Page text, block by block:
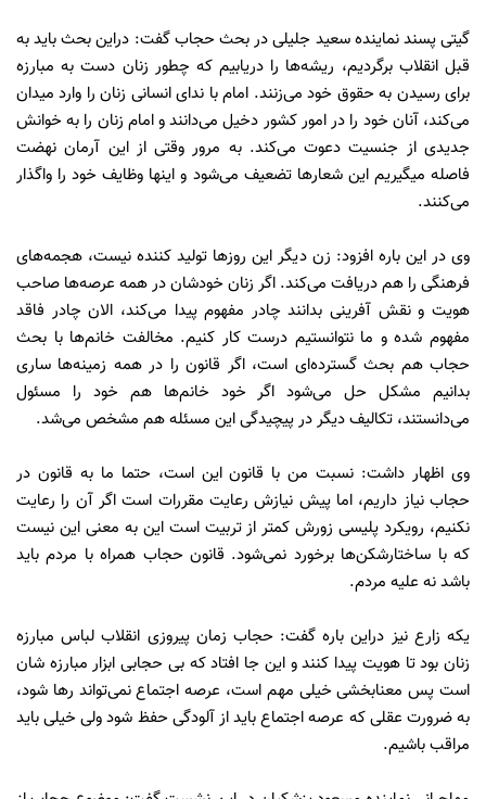
گیتی پسند نماینده سعید جلیلی در بحث حجاب گفت: دراین بحث باید به
قبل انقلاب برگردیم، ریشه‌ها را دریابیم که چطور زنان دست به مبارزه
برای رسیدن به حقوق خود می‌زنند. امام با ندای انسانی زنان را وارد میدان
می‌کند، آنان خود را در امور کشور دخیل می‌دانند و امام زنان را به خوانش
جدیدی از جنسیت دعوت می‌کند. به مرور وقتی از این آرمان نهضت
فاصله میگیریم این شعار‌ها تضعیف می‌شود و اینها وظایف خود را واگذار
می‌کنند.
وی در این باره افزود: زن دیگر این روز‌ها تولید کننده نیست، هجمه‌های
فرهنگی را هم دریافت می‌کند. اگر زنان خودشان در همه عرصه‌ها صاحب
هویت و نقش آفرینی بدانند چادر مفهوم پیدا می‌کند، الان چادر فاقد
مفهوم شده و ما نتوانستیم درست کار کنیم. مخالفت خانم‌ها با بحث
حجاب هم بحث گسترده‌ای است، اگر قانون را در همه زمینه‌ها ساری
بدانیم مشکل حل می‌شود اگر خود خانم‌ها هم خود را مسئول
می‌دانستند، تکالیف دیگر در پیچیدگی این مسئله هم مشخص می‌شد.
وی اظهار داشت: نسبت من با قانون این است، حتما ما به قانون در
حجاب نیاز داریم، اما پیش نیازش رعایت مقررات است اگر آن را رعایت
نکنیم، رویکرد پلیسی زورش کمتر از تربیت است این به معنی این نیست
که با ساختارشکن‌ها برخورد نمی‌شود. قانون حجاب همراه با مردم باید
باشد نه علیه مردم.
یکه زارع نیز دراین باره گفت: حجاب زمان پیروزی انقلاب لباس مبارزه
زنان بود تا هویت پیدا کنند و این جا افتاد که بی حجابی ابزار مبارزه شان
است پس معنابخشی خیلی مهم است، عرصه اجتماع نمی‌تواند رها شود،
به ضرورت عقلی که عرصه اجتماع باید از آلودگی حفظ شود ولی خیلی باید
مراقب باشیم.